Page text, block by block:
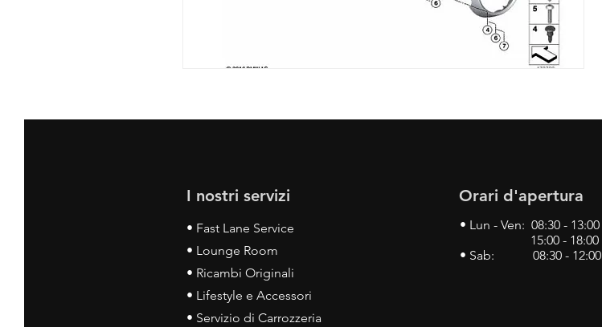
I nostri servizi
• Fast Lane Service
• Lounge Room
• Ricambi Originali
• Lifestyle e Accessori
• Servizio di Carrozzeria
Orari d'apertura
• Lun - Ven: 08:30 - 13:00
15:00 - 18:00
• Sab: 08:30 - 12:00